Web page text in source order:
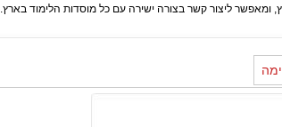
ומאפשר ליצור קשר בצורה ישירה עם כל מוסדות הלימוד בארץ.